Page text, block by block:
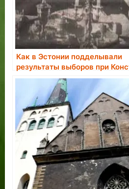
Как в Эстонии подделывали
результаты выборов при
Пятсе.